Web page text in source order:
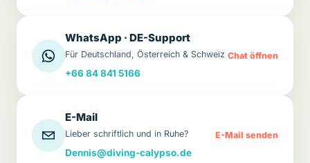
WhatsApp · DE-Support
Für Deutschland, Österreich & Schweiz
+66 84 841 5166
Chat öffnen
E-Mail
Lieber schriftlich und in Ruhe?
Dennis@diving-calypso.de
E-Mail senden